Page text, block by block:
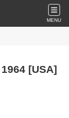
MENU
[USA]